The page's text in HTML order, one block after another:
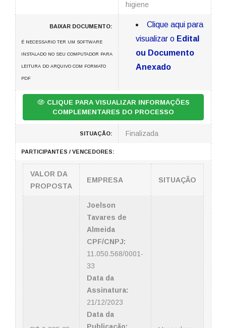
higiene
BAIXAR DOCUMENTO:
É NECESSARIO TER UM SOFTWARE
INSTALADO NO SEU COMPUTADOR PARA
LEITURA DO ARQUIVO COM FORMATO
PDF
Clique aqui para
visualizar o Edital
ou Documento
Anexado
CLIQUE PARA VISUALIZAR INFORMAÇÕES
COMPLEMENTARES DO PROCESSO
SITUAÇÃO: Finalizada
PARTICIPANTES / VENCEDORES:
VALOR DA
PROPOSTA
EMPRESA SITUAÇÃO
Joelson
Tavares de
Almeida
CPF/CNPJ:
11.050.568/0001-
33
Data da
Assinatura:
21/12/2023
Data da